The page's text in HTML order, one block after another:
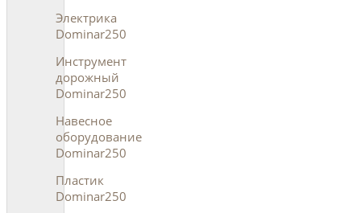
Электрика
Dominar250
Инструмент
дорожный
Dominar250
Навесное
оборудование
Dominar250
Пластик
Dominar250